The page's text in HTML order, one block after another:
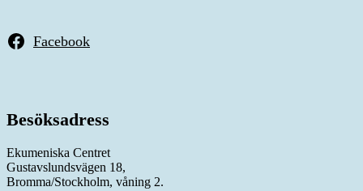
Facebook
Besöksadress
Ekumeniska Centret
Gustavslundsvägen 18,
Bromma/Stockholm, våning 2.